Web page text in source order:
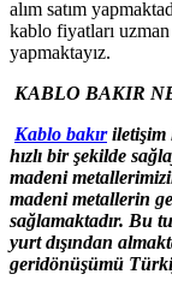
alım satım
kablo fiyatları
yapmaktayız.
KABLO
Kablo bakıriletişim
hızlı bir şekilde
madeni
madeni metallerin
sağlamaktadır. Bu
yurt dışından
geridönüşümü